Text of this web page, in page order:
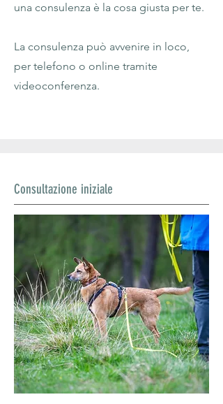
una consulenza è la cosa giusta per te.
La consulenza può avvenire in loco,
per telefono o online tramite
videoconferenza.
Consultazione iniziale